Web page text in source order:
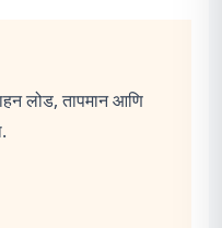
लोड, तापमान आणि